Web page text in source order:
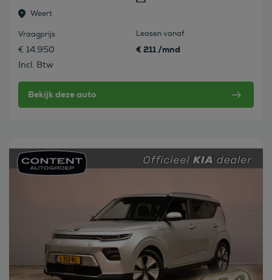
Weert
Vraagprijs
€ 14.950
Incl. Btw
Leasen vanaf
€ 211 /mnd
Bekijk deze auto
Bekijk deze auto